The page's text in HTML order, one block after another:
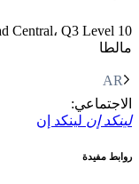
مالطا
AR
الاجتماعي:
لينكد إن لينكد إن
روابط مفيدة